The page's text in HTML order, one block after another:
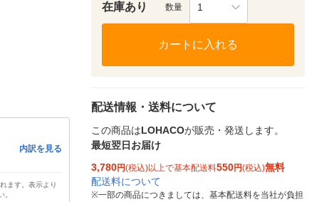
内訳を見る
ます。表示より
。
在庫あり 数量 1
カートに入れる
配送情報・送料について
この商品はLOHACOが販売・発送します。
最短翌日お届け
3,780円(税込)以上で基本配送料550円(税込)無料
配送料について
※一部の商品につきましては、基本配送料を当社が負担